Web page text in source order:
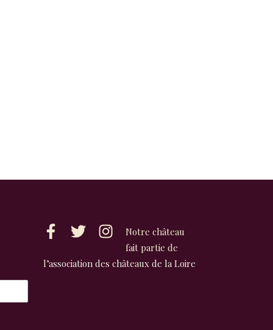
Notre château
fait partie de
l’association des châteaux de la Loire